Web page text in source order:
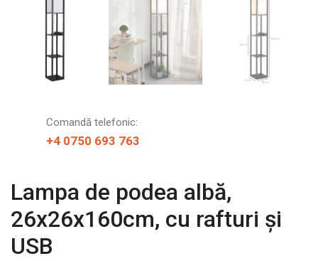
Comandă telefonic:
+4 0750 693 763
Lampa de podea albă,
26x26x160cm, cu rafturi și
USB